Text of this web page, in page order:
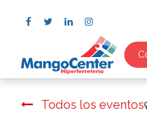
Todos los eventos